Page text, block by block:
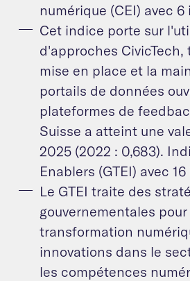
numérique (CEI) avec
Cet indice porte sur
d'approches CivicTech,
mise en place et la
portails de données
plateformes de
Suisse a atteint une
2025 (2022 : 0,683).
Enablers (GTEI) avec
Le GTEI traite des
gouvernementales pour
transformation
innovations dans le
les compétences